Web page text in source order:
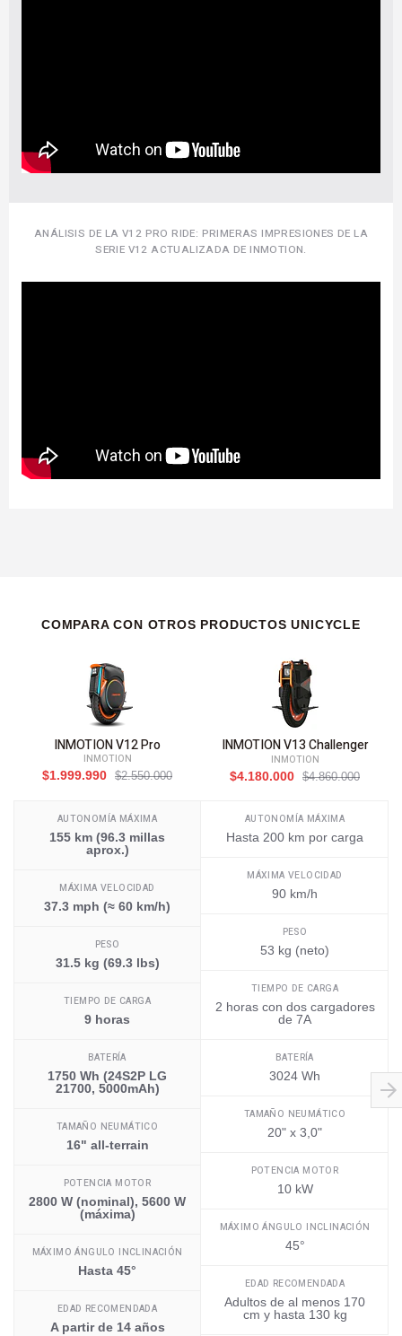
ANÁLISIS DE LA V12 PRO RIDE: PRIMERAS IMPRESIONES DE LA
SERIE V12 ACTUALIZADA DE INMOTION.
COMPARA CON OTROS PRODUCTOS UNICYCLE
INMOTION V12 Pro
INMOTION
$1.999.990
$2.550.000
AUTONOMÍA MÁXIMA
155 km (96.3 millas
aprox.)
MÁXIMA VELOCIDAD
37.3 mph (≈ 60 km/h)
PESO
31.5 kg (69.3 lbs)
TIEMPO DE CARGA
9 horas
BATERÍA
1750 Wh (24S2P LG
21700, 5000mAh)
TAMAÑO NEUMÁTICO
16" all-terrain
POTENCIA MOTOR
2800 W (nominal), 5600 W
(máxima)
MÁXIMO ÁNGULO INCLINACIÓN
Hasta 45°
EDAD RECOMENDADA
A partir de 14 años
INMOTION V13 Challenger
INMOTION
$4.180.000
$4.860.000
AUTONOMÍA MÁXIMA
Hasta 200 km por carga
MÁXIMA VELOCIDAD
90 km/h
PESO
53 kg (neto)
TIEMPO DE CARGA
2 horas con dos cargadores
de 7A
BATERÍA
3024 Wh
TAMAÑO NEUMÁTICO
20" x 3,0"
POTENCIA MOTOR
10 kW
MÁXIMO ÁNGULO INCLINACIÓN
45°
EDAD RECOMENDADA
Adultos de al menos 170
cm y hasta 130 kg